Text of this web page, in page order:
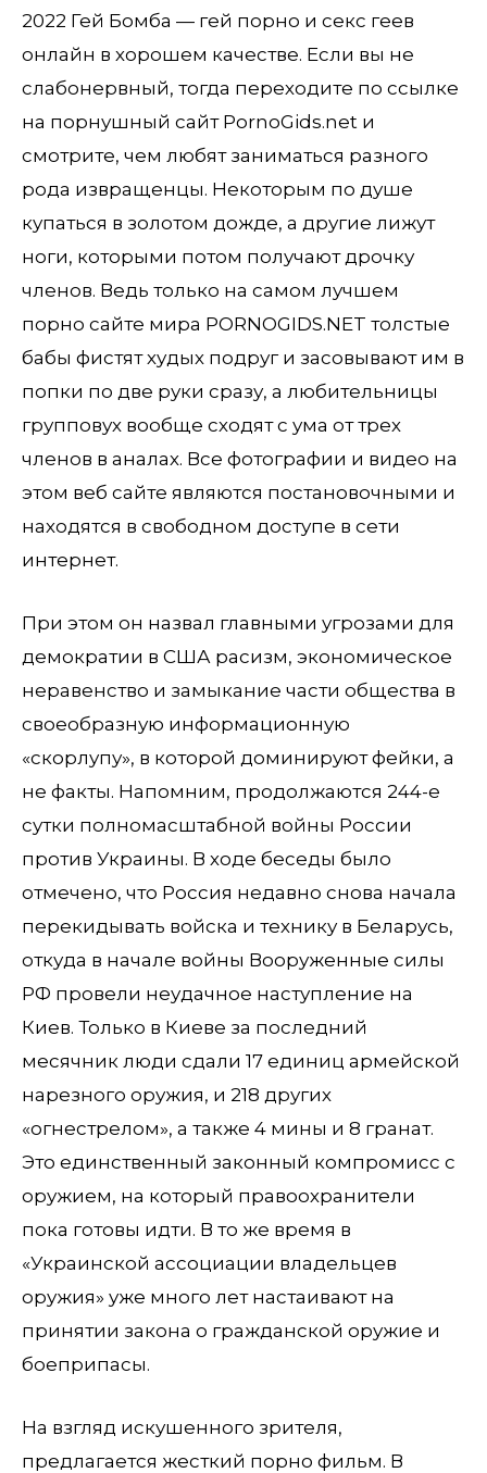
2022 Гей Бомба — гей порно и секс геев
онлайн в хорошем качестве. Если вы не
слабонервный, тогда переходите по ссылке
на порнушный сайт PornoGids.net и
смотрите, чем любят заниматься разного
рода извращенцы. Некоторым по душе
купаться в золотом дожде, а другие лижут
ноги, которыми потом получают дрочку
членов. Ведь только на самом лучшем
порно сайте мира PORNOGIDS.NET толстые
бабы фистят худых подруг и засовывают им в
попки по две руки сразу, а любительницы
групповух вообще сходят с ума от трех
членов в аналах. Все фотографии и видео на
этом веб сайте являются постановочными и
находятся в свободном доступе в сети
интернет.
При этом он назвал главными угрозами для
демократии в США расизм, экономическое
неравенство и замыкание части общества в
своеобразную информационную
«скорлупу», в которой доминируют фейки, а
не факты. Напомним, продолжаются 244-е
сутки полномасштабной войны России
против Украины. В ходе беседы было
отмечено, что Россия недавно снова начала
перекидывать войска и технику в Беларусь,
откуда в начале войны Вооруженные силы
РФ провели неудачное наступление на
Киев. Только в Киеве за последний
месячник люди сдали 17 единиц армейской
нарезного оружия, и 218 других
«огнестрелом», а также 4 мины и 8 гранат.
Это единственный законный компромисс с
оружием, на который правоохранители
пока готовы идти. В то же время в
«Украинской ассоциации владельцев
оружия» уже много лет настаивают на
принятии закона о гражданской оружие и
боеприпасы.
На взгляд искушенного зрителя,
предлагается жесткий порно фильм. В